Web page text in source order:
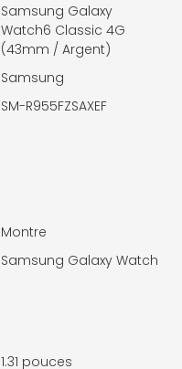
Samsung Galaxy
Watch6 Classic 4G
(43mm / Argent)
Samsung
SM-R955FZSAXEF
Montre
Samsung Galaxy Watch
1.31 pouces